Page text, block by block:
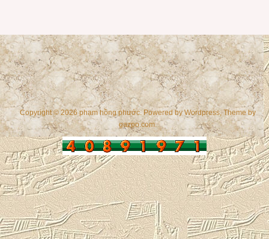
Copyright © 2026 phạm hồng phước. Powered byWordpress, Theme by
gazpo.com.